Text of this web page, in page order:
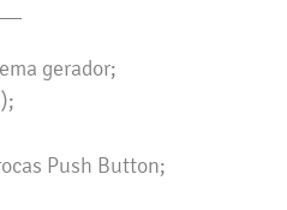
gerador;
Push Button;